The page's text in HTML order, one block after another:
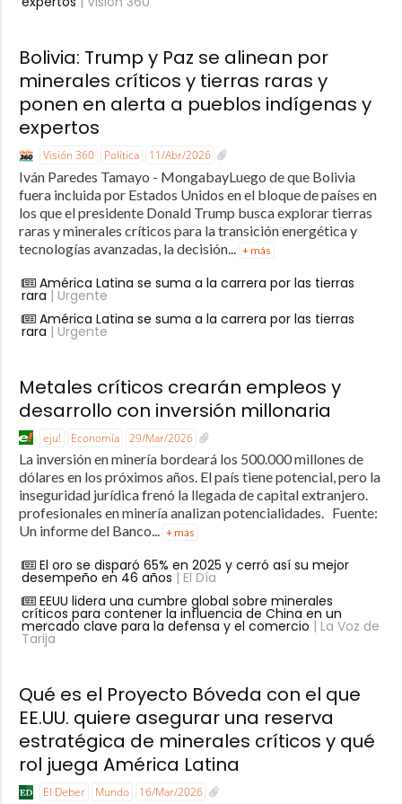
Bolivia: Trump y Paz se alinean por
minerales críticos y tierras raras y
ponen en alerta a pueblos indígenas y
expertos
Visión 360 Política 11/Abr/2026
Iván Paredes Tamayo - MongabayLuego de que Bolivia
fuera incluida por Estados Unidos en el bloque de países en
los que el presidente Donald Trump busca explorar tierras
raras y minerales críticos para la transición energética y
tecnologías avanzadas, la decisión...
+ más
América Latina se suma a la carrera por las tierras
rara | Urgente
América Latina se suma a la carrera por las tierras
rara | Urgente
Metales críticos crearán empleos y
desarrollo con inversión millonaria
eju! Economía 29/Mar/2026
La inversión en minería bordeará los 500.000 millones de
dólares en los próximos años. El país tiene potencial, pero la
inseguridad jurídica frenó la llegada de capital extranjero.
profesionales en minería analizan potencialidades. Fuente:
Un informe del Banco... + más
El oro se disparó 65% en 2025 y cerró así su mejor
desempeño en 46 años | El Día
EEUU lidera una cumbre global sobre minerales
críticos para contener la influencia de China en un
mercado clave para la defensa y el comercio | La Voz de
Tarija
Qué es el Proyecto Bóveda con el que
EE.UU. quiere asegurar una reserva
estratégica de minerales críticos y qué
rol juega América Latina
El Deber Mundo 16/Mar/2026